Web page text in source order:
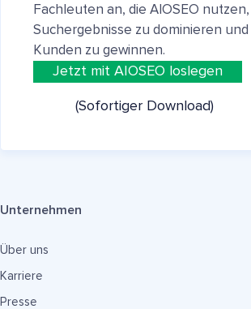
Fachleuten an, die AIOSEO
Suchergebnisse zu dominieren
Kunden zu gewinnen.
Jetzt mit AIOSEO loslegen
(Sofortiger Download)
Unternehmen
Über uns
Karriere
Presse